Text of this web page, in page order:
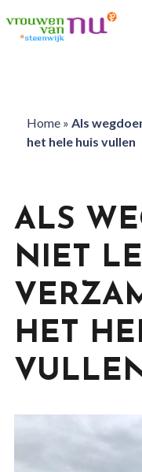
Home» Als
het hele huis vullen
ALS
NIET
HET